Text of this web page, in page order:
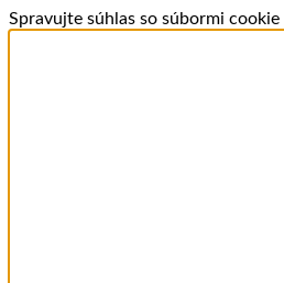
Spravujte súhlas so súbormi cookie